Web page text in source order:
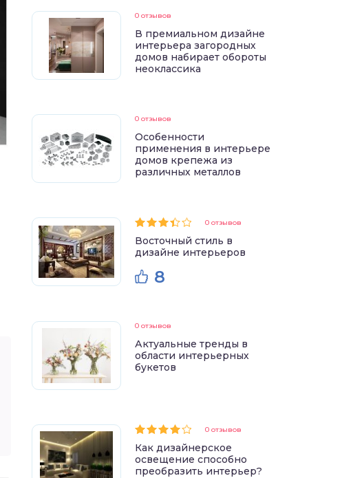
0 отзывов
В премиальном дизайне
интерьера загородных
домов набирает обороты
неоклассика
0 отзывов
Особенности
применения в интерьере
домов крепежа из
различных металлов
0 отзывов
Восточный стиль в
дизайне интерьеров
8
0 отзывов
Актуальные тренды в
области интерьерных
букетов
0 отзывов
Как дизайнерское
освещение способно
преобразить интерьер?